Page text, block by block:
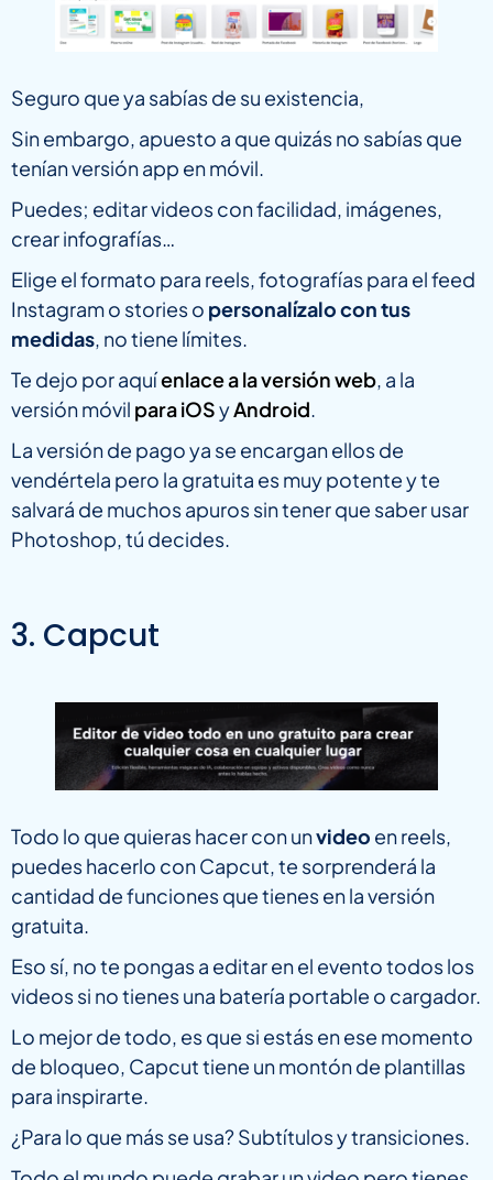
Seguro que ya sabías de su existencia,
Sin embargo, apuesto a que quizás no sabías que
tenían versión app en móvil.
Puedes; editar videos con facilidad, imágenes,
crear infografías…
Elige el formato para reels, fotografías para el feed
Instagram o stories o personalízalo con tus
medidas, no tiene límites.
Te dejo por aquíenlace a la versión web, a la
versión móvil para iOSyAndroid.
La versión de pago ya se encargan ellos de
vendértela pero la gratuita es muy potente y te
salvará de muchos apuros sin tener que saber usar
Photoshop, tú decides.
3. Capcut
Todo lo que quieras hacer con unvideo en reels,
puedes hacerlo con Capcut, te sorprenderá la
cantidad de funciones que tienes en la versión
gratuita.
Eso sí, no te pongas a editar en el evento todos los
videos si no tienes una batería portable o cargador.
Lo mejor de todo, es que si estás en ese momento
de bloqueo, Capcut tiene un montón de plantillas
para inspirarte.
¿Para lo que más se usa? Subtítulos y transiciones.